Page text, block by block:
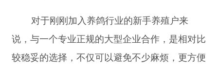
对于刚刚加入养鸽行业的新手养殖户来
说，与一个专业正规的大型企业合作，是相对比
较稳妥的选择，不仅可以避免不少麻烦，更方便